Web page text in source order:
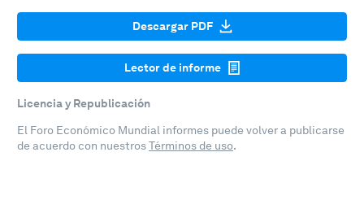
Descargar PDF
Lector de informe
Licencia y Republicación
El Foro Económico Mundial informes puede volver a publicarse
de acuerdo con nuestrosTérminos de uso.